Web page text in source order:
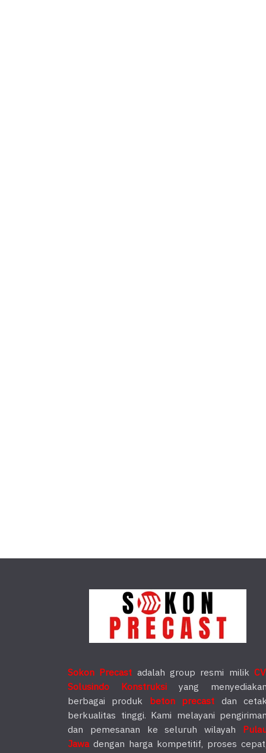
Sokon Precast adalah group resmi milik
Solusindo Konstruksi yang
berbagai produk beton precast dan
berkualitas tinggi. Kami melayani
dan pemesanan ke seluruh wilayah
Jawadengan harga kompetitif, proses